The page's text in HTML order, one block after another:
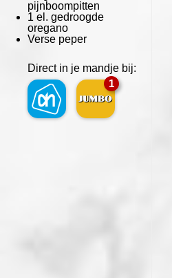
pijnboompitten
1 el. gedroogde
oregano
Verse peper
Direct in je mandje bij:
1